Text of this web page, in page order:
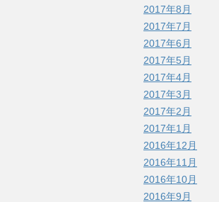
2017年8月
2017年7月
2017年6月
2017年5月
2017年4月
2017年3月
2017年2月
2017年1月
2016年12月
2016年11月
2016年10月
2016年9月